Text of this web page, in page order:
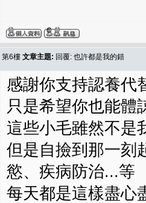
第6樓 文章主題: 回覆: 也許都是我的錯
感謝你支持認養代
只是希望你也能體
這些小毛雖然不是
但是自撿到那一刻
慾、疾病防治...等
每天都是這樣盡心